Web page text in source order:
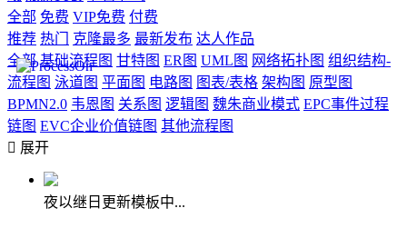
全部 免费 VIP免费 付费
推荐 热门 克隆最多 最新发布 达人作品
全部 基础流程图 甘特图 ER图 UML图 网络拓扑图 组织结构-
流程图 泳道图 平面图 电路图 图表/表格 架构图 原型图
BPMN2.0 韦恩图 关系图 逻辑图 魏朱商业模式 EPC事件过程
链图 EVC企业价值链图 其他流程图
 展开
夜以继日更新模板中...